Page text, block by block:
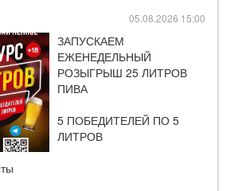
05.08.2026 15:00
ЗАПУСКАЕМ
ЕЖЕНЕДЕЛЬНЫЙ
РОЗЫГРЫШ 25 ЛИТРОВ
ПИВА
5 ПОБЕДИТЕЛЕЙ ПО 5
ЛИТРОВ